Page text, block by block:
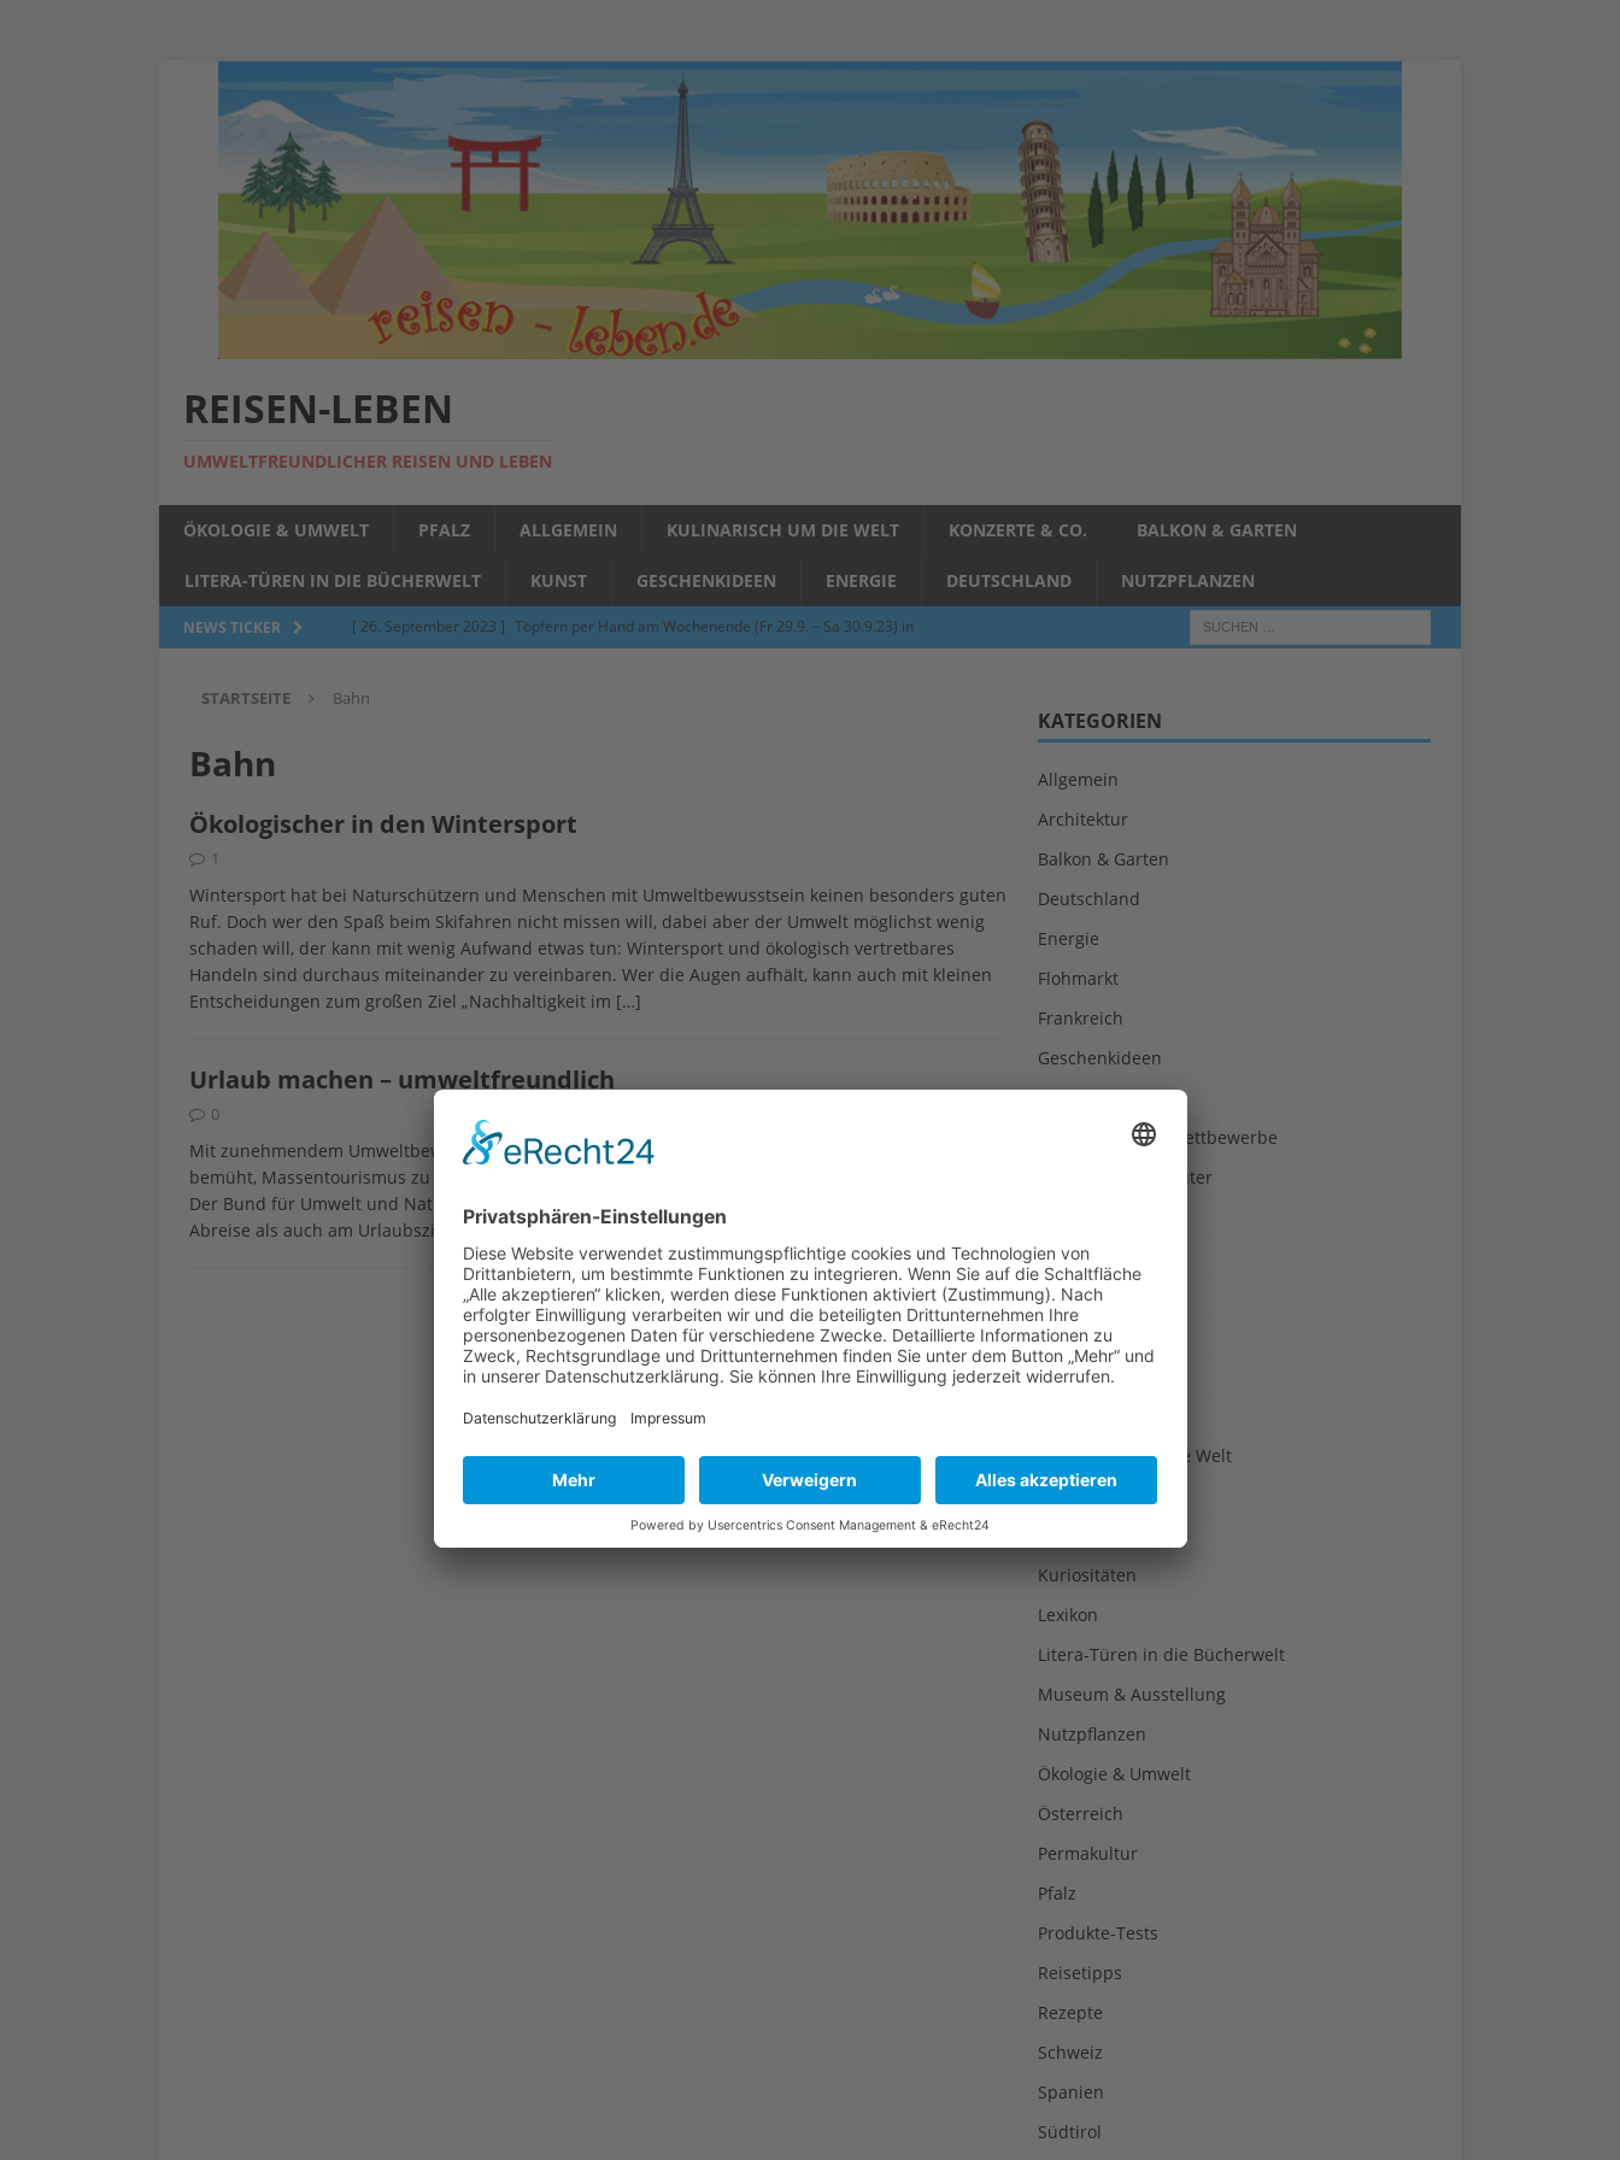
REISEN-LEBEN
UMWELTFREUNDLICHER REISEN UND LEBEN
ÖKOLOGIE & UMWELT PFALZ ALLGEMEIN KULINARISCH UM DIE WELT KONZERTE & CO. BALKON & GARTEN
LITERA-TÜREN IN DIE BÜCHERWELT KUNST GESCHENKIDEEN ENERGIE DEUTSCHLAND NUTZPFLANZEN
NEWS TICKER [ 26. September 2023 ] Töpfern per Hand am Wochenende (Fr 29.9. – Sa 30.9.23) in
[ 5. Juni 2023 ]
[ 24. März 2023 ] Töpfern per Hand am Abend in Limburgerhof
[ 12. Juni 2014 ]
Grasmilben (Herbstgrasmilben, Erntemilben) sind unterwegs: Das große
Jucken auf acht Beinen…
GESUNDHEIT
STARTSEITE Bahn
Bahn
Ökologischer in den Wintersport
1
Wintersport hat bei Naturschützern und Menschen mit Umweltbewusstsein keinen besonders guten
Ruf. Doch wer den Spaß beim Skifahren nicht missen will, dabei aber der Umwelt möglichst wenig
schaden will, der kann mit wenig Aufwand etwas tun: Wintersport und ökologisch vertretbares
Handeln sind durchaus miteinander zu vereinbaren. Wer die Augen aufhält, kann auch mit kleinen
Entscheidungen zum großen Ziel „Nachhaltigkeit im […]
Urlaub machen – umweltfreundlich
0
Mit zunehmendem Umweltbewusstsein wachsen auch die Ansprüche. Immer mehr Menschen sind
bemüht, Massentourismus zu meiden und fragen bei der Reiseplanung nach ökologischen Kriterien.
Der Bund für Umwelt und Naturschutz Deutschland (BUND) wirbt dafür, sowohl bei der An- und
Abreise als auch am Urlaubsziel auf den Umweltschutz zu achten.
KATEGORIEN
Allgemein
Architektur
Balkon & Garten
Deutschland
Energie
Flohmarkt
Frankreich
Geschenkideen
Gewinnspiele & Wettbewerbe
Gewürze und Kräuter
Hochwasser
Ideen-Reich
Italien
Japan
Kulinarisch um die Welt
Kultur
Kuriositäten
Lexikon
Litera-Türen in die Bücherwelt
Museum & Ausstellung
Nutzpflanzen
Ökologie & Umwelt
Österreich
Permakultur
Pfalz
Produkte-Tests
Reisetipps
Rezepte
Schweiz
Spanien
Südtirol